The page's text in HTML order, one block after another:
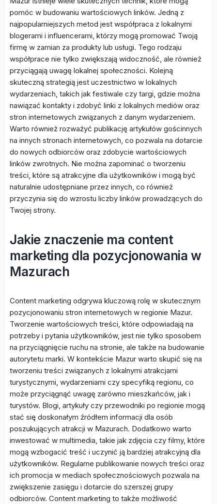
pomóc w budowaniu wartościowych linków. Jedną z
najpopularniejszych metod jest współpraca z lokalnymi
blogerami i influencerami, którzy mogą promować Twoją
firmę w zamian za produkty lub usługi. Tego rodzaju
współprace nie tylko zwiększają widoczność, ale również
przyciągają uwagę lokalnej społeczności. Kolejną
skuteczną strategią jest uczestnictwo w lokalnych
wydarzeniach, takich jak festiwale czy targi, gdzie można
nawiązać kontakty i zdobyć linki z lokalnych mediów oraz
stron internetowych związanych z danym wydarzeniem.
Warto również rozważyć publikację artykułów gościnnych
na innych stronach internetowych, co pozwala na dotarcie
do nowych odbiorców oraz zdobycie wartościowych
linków zwrotnych. Nie można zapominać o tworzeniu
treści, które są atrakcyjne dla użytkowników i mogą być
naturalnie udostępniane przez innych, co również
przyczynia się do wzrostu liczby linków prowadzących do
Twojej strony.
Jakie znaczenie ma content
marketing dla pozycjonowania w
Mazurach
Content marketing odgrywa kluczową rolę w skutecznym
pozycjonowaniu stron internetowych w regionie Mazur.
Tworzenie wartościowych treści, które odpowiadają na
potrzeby i pytania użytkowników, jest nie tylko sposobem
na przyciągnięcie ruchu na stronie, ale także na budowanie
autorytetu marki. W kontekście Mazur warto skupić się na
tworzeniu treści związanych z lokalnymi atrakcjami
turystycznymi, wydarzeniami czy specyfiką regionu, co
może przyciągnąć uwagę zarówno mieszkańców, jak i
turystów. Blogi, artykuły czy przewodniki po regionie mogą
stać się doskonałym źródłem informacji dla osób
poszukujących atrakcji w Mazurach. Dodatkowo warto
inwestować w multimedia, takie jak zdjęcia czy filmy, które
mogą wzbogacić treść i uczynić ją bardziej atrakcyjną dla
użytkowników. Regularne publikowanie nowych treści oraz
ich promocja w mediach społecznościowych pozwala na
zwiększenie zasięgu i dotarcie do szerszej grupy
odbiorców. Content marketing to także możliwość